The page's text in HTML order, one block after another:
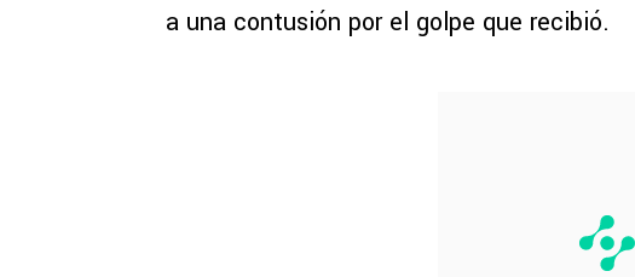
a una contusión por el golpe que recibió.